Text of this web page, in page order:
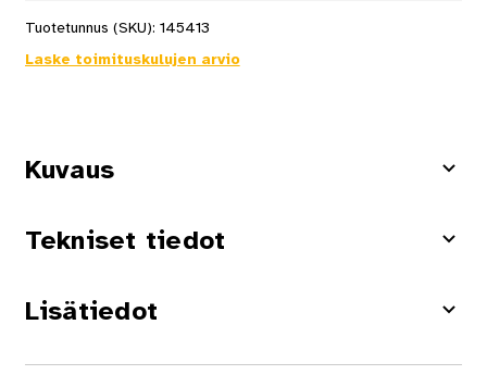
Tuotetunnus (SKU): 145413
Laske toimituskulujen arvio
Kuvaus
Tekniset tiedot
Lisätiedot